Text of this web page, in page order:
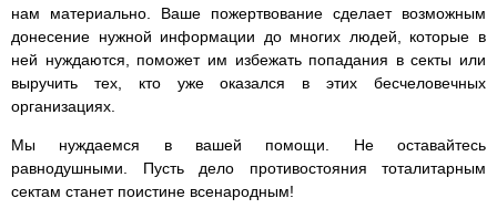
нам материально. Ваше пожертвование сделает возможным
донесение нужной информации до многих людей, которые в
ней нуждаются, поможет им избежать попадания в секты или
выручить тех, кто уже оказался в этих бесчеловечных
организациях.
Мы нуждаемся в вашей помощи. Не оставайтесь
равнодушными. Пусть дело противостояния тоталитарным
сектам станет поистине всенародным!